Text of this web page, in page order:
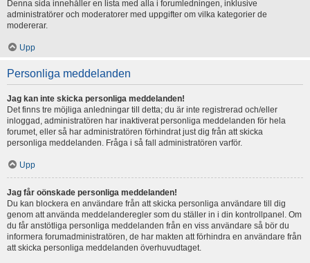
Denna sida innehåller en lista med alla i forumledningen, inklusive
administratörer och moderatorer med uppgifter om vilka kategorier de
modererar.
Upp
Personliga meddelanden
Jag kan inte skicka personliga meddelanden!
Det finns tre möjliga anledningar till detta; du är inte registrerad och/eller
inloggad, administratören har inaktiverat personliga meddelanden för hela
forumet, eller så har administratören förhindrat just dig från att skicka
personliga meddelanden. Fråga i så fall administratören varför.
Upp
Jag får oönskade personliga meddelanden!
Du kan blockera en användare från att skicka personliga användare till dig
genom att använda meddelanderegler som du ställer in i din kontrollpanel. Om
du får anstötliga personliga meddelanden från en viss användare så bör du
informera forumadministratören, de har makten att förhindra en användare från
att skicka personliga meddelanden överhuvudtaget.